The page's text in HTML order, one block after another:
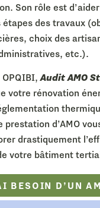
Son rôle est
étapes des travaux
choix des
etc.).
OPQIBI,Audit AMO
votre rénovation
prestation d’AMO
drastiquement
votre bâtiment
BESOIN D’UN